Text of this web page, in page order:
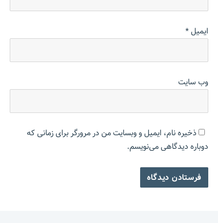
ایمیل*
وب‌ سایت
ذخیره نام، ایمیل و وبسایت من در مرورگر برای زمانی که
دوباره دیدگاهی می‌نویسم.